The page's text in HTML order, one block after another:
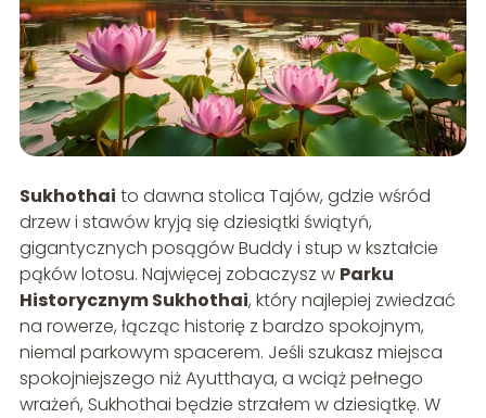
Sukhothai to dawna stolica Tajów, gdzie wśród
drzew i stawów kryją się dziesiątki świątyń,
gigantycznych posągów Buddy i stup w kształcie
pąków lotosu. Najwięcej zobaczysz w Parku
Historycznym Sukhothai, który najlepiej zwiedzać
na rowerze, łącząc historię z bardzo spokojnym,
niemal parkowym spacerem. Jeśli szukasz miejsca
spokojniejszego niż Ayutthaya, a wciąż pełnego
wrażeń, Sukhothai będzie strzałem w dziesiątkę. W